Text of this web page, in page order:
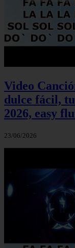
Video
dulce fácil,
2026, easy
23/06/2026